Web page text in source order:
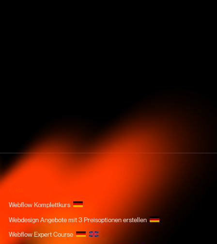
Webflow Komplettkurs
Webdesign Angebote mit 3 Preisoptionen erstellen
Webflow Expert Course